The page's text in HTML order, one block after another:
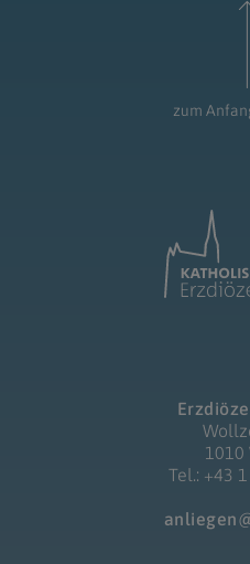
zum
1010
Tel.: +43